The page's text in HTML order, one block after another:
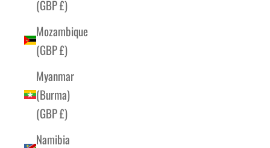
(GBP £)
Mozambique
(GBP £)
Myanmar
(Burma)
(GBP £)
Namibia